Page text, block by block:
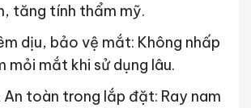
tăng tính thẩm mỹ.
dịu, bảo vệ mắt: Không nhấp
mỏi mắt khi sử dụng lâu.
An toàn trong lắp đặt: Ray nam